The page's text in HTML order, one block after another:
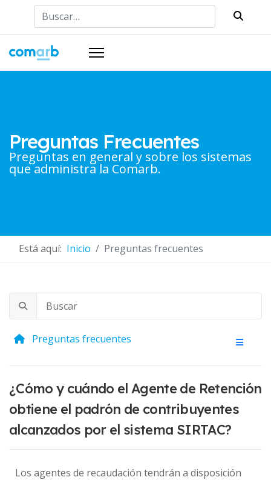
Buscar
Preguntas Frecuentes
Preguntas en general y sobre los sistemas
que administra la Comarb.
Está aquí: Inicio Preguntas frecuentes
Preguntas frecuentes
¿Cómo y cuándo el Agente de Retención
obtiene el padrón de contribuyentes
alcanzados por el sistema SIRTAC?
Los agentes de recaudación tendrán a disposición